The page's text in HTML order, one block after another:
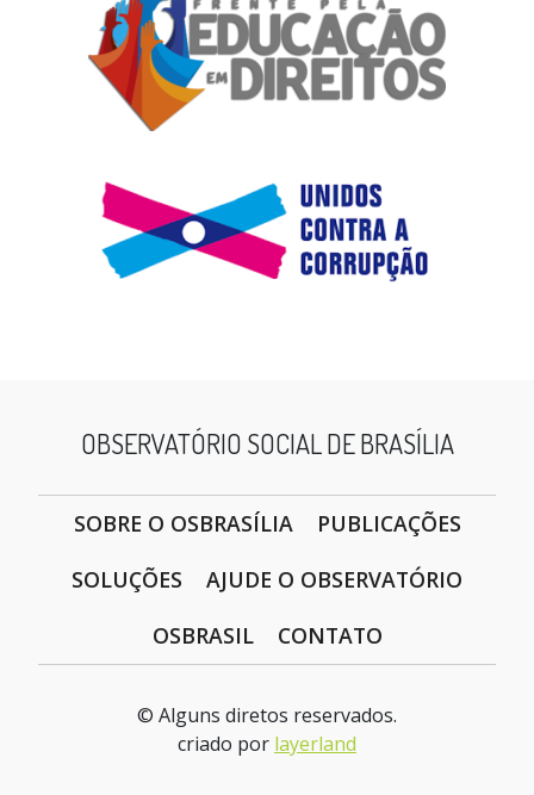
OBSERVATÓRIO SOCIAL DE BRASÍLIA
SOBRE O OSBRASÍLIA
PUBLICAÇÕES
SOLUÇÕES
AJUDE O OBSERVATÓRIO
OSBRASIL
CONTATO
© Alguns diretos reservados.
criado por layerland